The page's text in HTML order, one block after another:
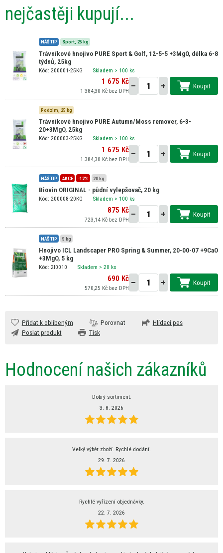
nejčastěji kupují...
NÁŠ TIP Sport, 25 kg
Trávníkové hnojivo PURE Sport & Golf, 12-5-5 +3MgO, délka 6-8
týdnů, 25kg
Kód: 200001-25KG Skladem > 100 ks
1 675 Kč
1 384,30 Kč bez DPH
Koupit
Podzim, 25 kg
Trávníkové hnojivo PURE Autumn/Moss remover, 6-3-
20+3MgO, 25kg
Kód: 200003-25KG Skladem > 100 ks
1 675 Kč
1 384,30 Kč bez DPH
Koupit
NÁŠ TIP AKCE -12% 20 kg
Biovin ORIGINAL - půdní vylepšovač, 20 kg
Kód: 200008-20KG Skladem > 100 ks
875 Kč
723,14 Kč bez DPH
Koupit
NÁŠ TIP 5 kg
Hnojivo ICL Landscaper PRO Spring & Summer, 20-00-07 +9CaO
+3MgO, 5 kg
Kód: 2I0010 Skladem > 20 ks
690 Kč
570,25 Kč bez DPH
Koupit
Přidat k oblíbeným Porovnat
Hlídací pes
Poslat produkt
Tisk
Hodnocení našich zákazníků
Dobrý sortiment.
3. 8. 2026
Velký výběr zboží. Rychlé dodání.
29. 7. 2026
Rychlé vyřízení objednávky.
22. 7. 2026